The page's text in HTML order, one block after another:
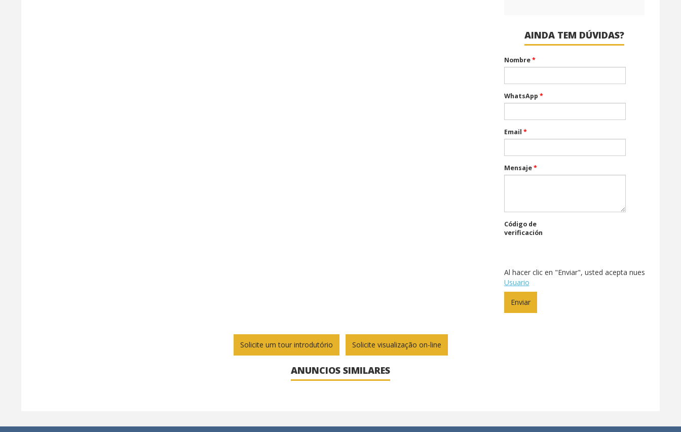
AINDA TEM DÚVIDAS?
Nombre*
WhatsApp *
Email *
Mensaje*
Código de
verificación
Al hacer clic en "Enviar", usted acepta nuestra
Usuario
Solicite um tour introdutório Solicite visualização on-line
ANUNCIOS SIMILARES